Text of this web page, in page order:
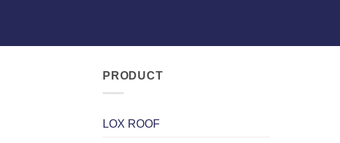
PRODUCT
LOX ROOF